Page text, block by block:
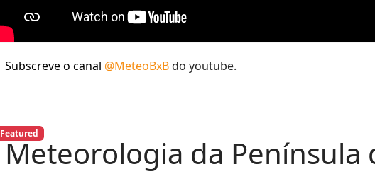
Subscreve o canal @MeteoBxBdo youtube.
Featured
Meteorologia da Península